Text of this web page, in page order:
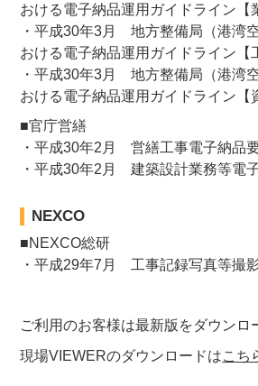
おける電子納品運用ガイドライン【
・平成30年3月 地方整備局（港湾
おける電子納品運用ガイドライン【
・平成30年3月 地方整備局（港湾
おける電子納品運用ガイドライン【
■官庁営繕
・平成30年2月 営繕工事電子納品
・平成30年2月 建築設計業務等電
NEXCO
■NEXCO総研
・平成29年7月 工事記録写真等撮
ご利用のお客様は最新版をダウンロ
現場VIEWERのダウンロードはこち